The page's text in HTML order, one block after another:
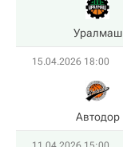
Уралмаш
15.04.2026 18:00
Автодор